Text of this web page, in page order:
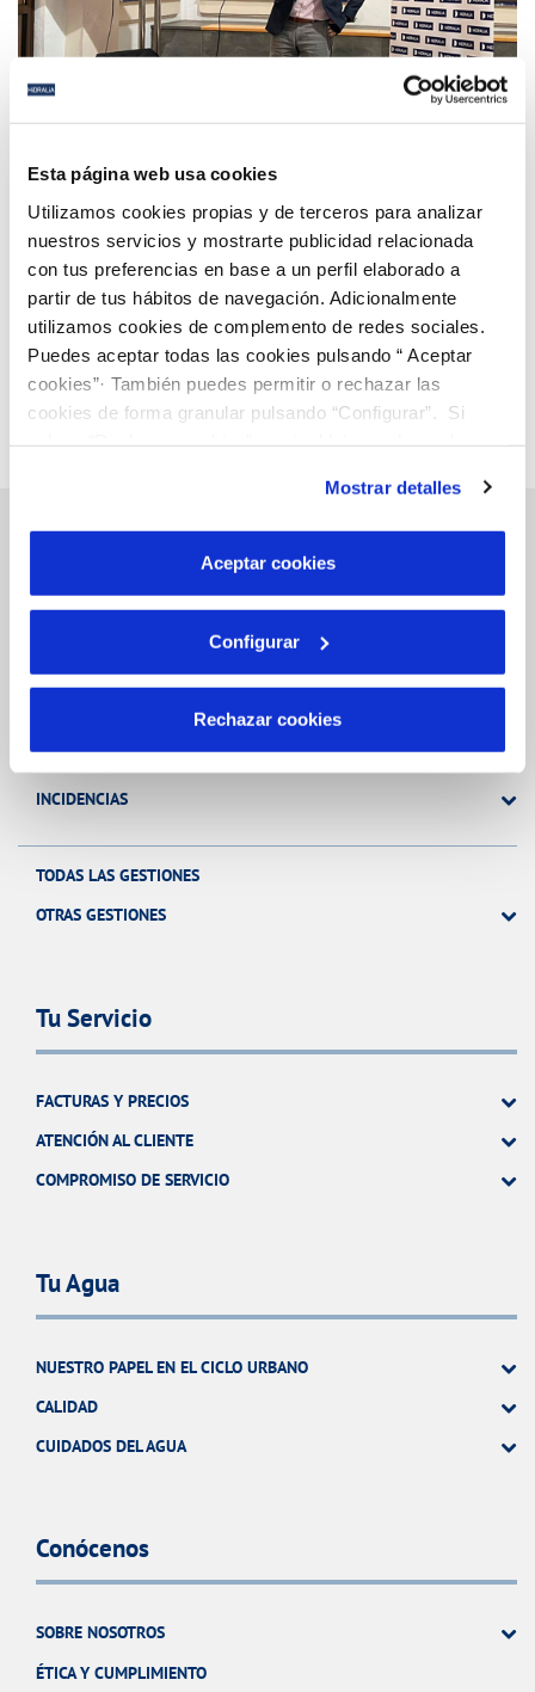
Esta página web usa cookies
Utilizamos cookies propias y de terceros para analizar
nuestros servicios y mostrarte publicidad relacionada
con tus preferencias en base a un perfil elaborado a
partir de tus hábitos de navegación. Adicionalmente
utilizamos cookies de complemento de redes sociales.
Puedes aceptar todas las cookies pulsando “ Aceptar
cookies”· También puedes permitir o rechazar las
cookies de forma granular pulsando “Configurar”. Si
son indispensables para que el sitio web funcione y que
por tanto no se pueden desactivar. Puedes consultar
más información en nuestraPolítica de Cookies
Mostrar detalles
Aceptar cookies
Configurar
Rechazar cookies
Hidralia participa en el Tour del Talento con su
generacional
Página 48 de 112
Anterior Siguiente
Gestiones Online
FACTURAS, PAGOS Y CONSUMOS
MODIFICACIÓN DE DATOS
INCIDENCIAS
TODAS LAS GESTIONES
OTRAS GESTIONES
Tu Servicio
FACTURAS Y PRECIOS
ATENCIÓN AL CLIENTE
COMPROMISO DE SERVICIO
Tu Agua
NUESTRO PAPEL EN EL CICLO URBANO
CALIDAD
CUIDADOS DEL AGUA
Conócenos
SOBRE NOSOTROS
ÉTICA Y CUMPLIMIENTO